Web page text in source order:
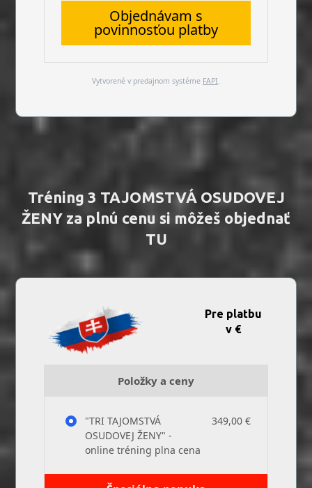
Objednávam s
povinnosťou platby
Vytvorené v predajnom systéme FAPI.
Tréning 3 TAJOMSTVÁ OSUDOVEJ
ŽENY za plnú cenu si môžeš objednať
TU
Pre platbu
v €
Položky a ceny
"TRI TAJOMSTVÁ
OSUDOVEJ ŽENY" -
online tréning plna cena
349,00 €